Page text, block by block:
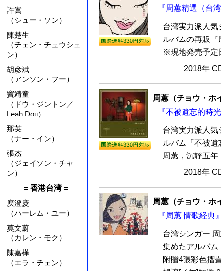
許嵩
（シュー・ソン）
陳楚生
（チェン・チュウシェ
ン）
胡彦斌
（アンソン・フー）
竇靖童
（ドウ・ジントン／
Leah Dou）
那英
（ナー・イン）
張杰
（ジェイソン・チャ
ン）
= 香港台湾 =
庾澄慶
（ハーレム・ユー）
莫文蔚
（カレン・モク）
陳嘉樺
（エラ・チェン）
『周蕙精選（台
台湾実力派人気
ルバムの再販
※現地発売予定
2018年
周蕙（チョウ・ホ
『不被遺忘的時
台湾実力派人気
ルバム『不被
周蕙，沉靜五
2018年
周蕙（チョウ・ホ
『周蕙 情歌経典
台湾シンガー
集めたアルバム
附贈4張彩色摺